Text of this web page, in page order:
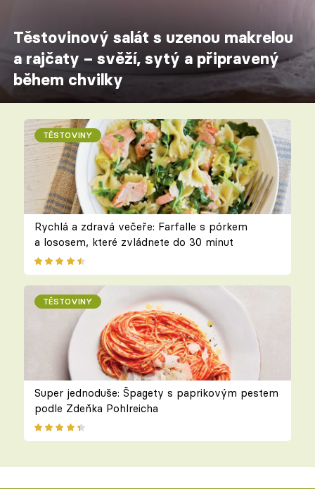
Těstovinový salát s uzenou makrelou
a rajčaty – svěží, sytý a připravený
během chvilky
TĚSTOVINY
Rychlá a zdravá večeře: Farfalle s pórkem
a lososem, které zvládnete do 30 minut
TĚSTOVINY
Super jednoduše: Špagety s paprikovým pestem
podle Zdeňka Pohlreicha